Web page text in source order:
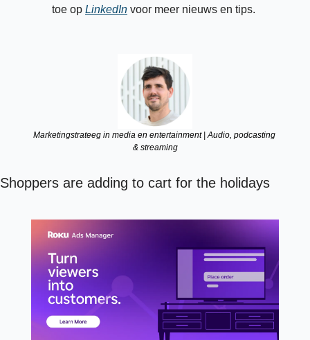
toe op LinkedIn voor meer nieuws en tips.
Marketingstrateeg in media en entertainment | Audio, podcasting
& streaming
Shoppers are adding to cart for the holidays